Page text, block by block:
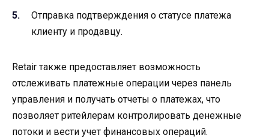
Отправка подтверждения о статусе платежа
клиенту и продавцу.
Retair также предоставляет возможность
отслеживать платежные операции через панель
управления и получать отчеты о платежах, что
позволяет ритейлерам контролировать денежные
потоки и вести учет финансовых операций.